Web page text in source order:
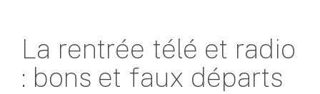
La rentrée télé et radio
: bons et faux départs